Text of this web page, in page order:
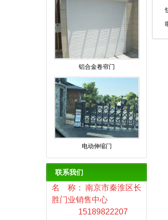
铝合金卷帘门
电动伸缩门
联系我们
名 称： 南京市秦淮区长
胜门业销售中心
15189822207